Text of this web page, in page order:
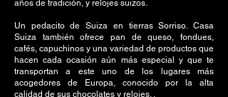
años de tradición, y relojes suizos.
Un pedacito de Suiza en tierras Sorriso. Casa
Suiza también ofrece pan de queso, fondues,
cafés, capuchinos y una variedad de productos que
hacen cada ocasión aún más especial y que te
transportan a este uno de los lugares más
acogedores de Europa, conocido por la alta
calidad de sus chocolates y relojes. .